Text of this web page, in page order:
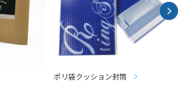
ポリ袋クッション封筒